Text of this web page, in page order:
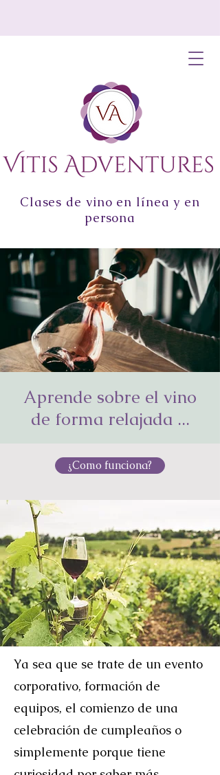
Clases de vino en línea y en
persona
Wine Decanter
Aprende sobre el vino
de forma relajada ...
¿Como funciona?
Ya sea que se trate de un evento
corporativo, formación de
equipos, el comienzo de una
celebración de cumpleaños o
simplemente porque tiene